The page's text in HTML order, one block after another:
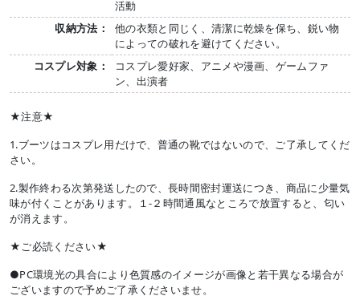
活動
収納方法：
他の衣類と同じく、清潔に乾燥を保ち、鋭い物
によっての破れを避けてください。
コスプレ対象：
コスプレ愛好家、アニメや漫画、ゲームファ
ン、出演者
★注意★
1.ブーツはコスプレ用だけで、普通の靴ではないので、ご了承してくだ
さい。
2.製作終わる次第発送したので、長時間密封運送につき、商品に少量気
味が付くことがあります。１-２時間通風なところで放置すると、匂い
が消えます。
★ご必読ください★
●PC環境光の具合により色質感のイメージが画像と若干異なる場合が
ございますので予めご了承くださいませ。